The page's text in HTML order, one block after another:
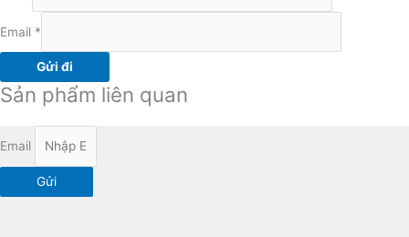
Email *
Sản phẩm liên quan
Email
Gửi